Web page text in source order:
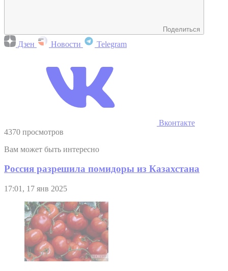
Поделиться
Дзен Новости Telegram
Вконтакте
4370 просмотров
Вам может быть интересно
Россия разрешила помидоры из Казахстана
17:01, 17 янв 2025